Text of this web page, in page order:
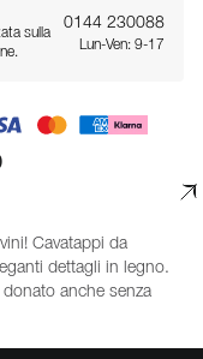
sulla
0144 230088
Lun-Ven: 9-17
Cavatappi da
dettagli in legno.
anche senza